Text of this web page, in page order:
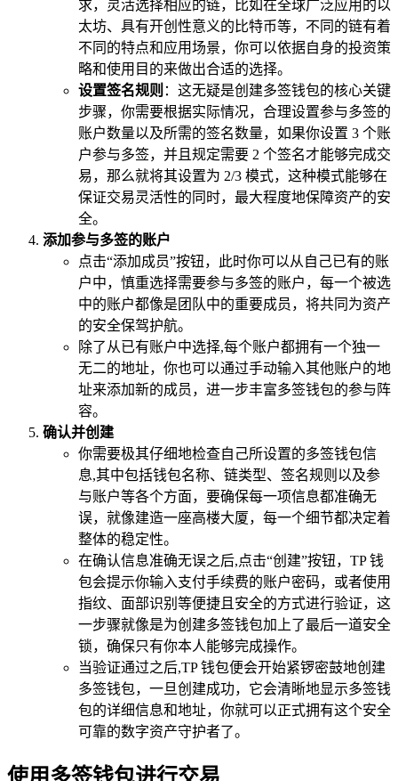
求，灵活选择相应的链，比如在全球广泛应用的以
太坊、具有开创性意义的比特币等，不同的链有着
不同的特点和应用场景，你可以依据自身的投资策
略和使用目的来做出合适的选择。
设置签名规则 ：这无疑是创建多签钱包的核心关键
步骤，你需要根据实际情况，合理设置参与多签的
账户数量以及所需的签名数量，如果你设置 3 个账
户参与多签，并且规定需要 2 个签名才能够完成交
易，那么就将其设置为 2/3 模式，这种模式能够在
保证交易灵活性的同时，最大程度地保障资产的安
全。
添加参与多签的账户
点击“添加成员”按钮，此时你可以从自己已有的账
户中，慎重选择需要参与多签的账户，每一个被选
中的账户都像是团队中的重要成员，将共同为资产
的安全保驾护航。
除了从已有账户中选择,每个账户都拥有一个独一
无二的地址，你也可以通过手动输入其他账户的地
址来添加新的成员，进一步丰富多签钱包的参与阵
容。
确认并创建
你需要极其仔细地检查自己所设置的多签钱包信
息,其中包括钱包名称、链类型、签名规则以及参
与账户等各个方面，要确保每一项信息都准确无
误，就像建造一座高楼大厦，每一个细节都决定着
整体的稳定性。
在确认信息准确无误之后,点击“创建”按钮，TP 钱
包会提示你输入支付手续费的账户密码，或者使用
指纹、面部识别等便捷且安全的方式进行验证，这
一步骤就像是为创建多签钱包加上了最后一道安全
锁，确保只有你本人能够完成操作。
当验证通过之后,TP 钱包便会开始紧锣密鼓地创建
多签钱包，一旦创建成功，它会清晰地显示多签钱
包的详细信息和地址，你就可以正式拥有这个安全
可靠的数字资产守护者了。